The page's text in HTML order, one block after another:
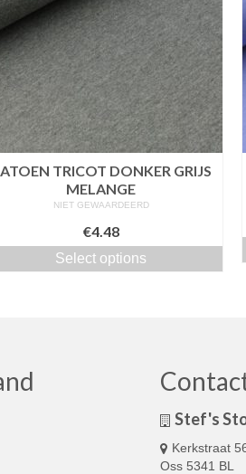
TRICOT DONKER GRIJS
MELANGE
NIET GEWAARDEERD
€4.48
Select options
Stef's
Kerkstraat
Oss 5341 BL